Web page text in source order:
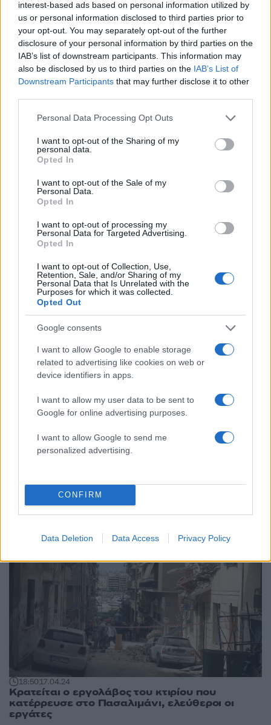
interest-based ads based on personal information utilized by
us or personal information disclosed to third parties prior to
your opt-out. You may separately opt-out of the further
disclosure of your personal information by third parties on the
IAB’s list of downstream participants. This information may
also be disclosed by us to third parties on the IAB’s List of
Downstream Participants that may further disclose it to other
Please note that this website/app uses one or more Google
not limited to your visit or usage behaviour. You may click to
grant or deny consent to Google and its third-party tags to
use your data for below specified purposes in below Google
consent section.
Personal Data Processing Opt Outs
I want to opt-out of the Sharing of my
personal data.
Opted In
I want to opt-out of the Sale of my
Personal Data.
Opted In
I want to opt-out of processing my
Personal Data for Targeted Advertising.
Opted In
I want to opt-out of Collection, Use,
Retention, Sale, and/or Sharing of my
Personal Data that Is Unrelated with the
Purposes for which it was collected.
Opted Out
Google consents
I want to allow Google to enable storage
related to advertising like cookies on web or
device identifiers in apps.
I want to allow my user data to be sent to
Google for online advertising purposes.
I want to allow Google to send me
personalized advertising.
CONFIRM
Data Deletion Data Access Privacy Policy
22:19 18.04.24
Βίντεο ντοκουμέντο από τη στιγμή που
εργάτης βρίσκει νεκρό τον 31χρονο
στο Πασαλιμάνι
Βίντεο ντοκουμέντο από την επιχείρηση
απεγκλωβισμού του αστυνομικού μετά την
18:5017.04.24
Κρατείται ο εργολάβος του κτιρίου που
κατέρρευσε στο Πασαλιμάνι, ελεύθεροι οι
εργάτες